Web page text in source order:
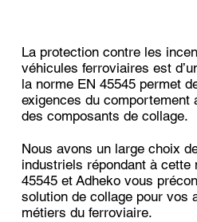
La protection contre les
véhicules ferroviaires est
la norme EN 45545 permet
exigences du comportement
des composants de collage.
Nous avons un large choix
industriels répondant à cette
45545 et Adheko vous
solution de collage pour vos
métiers du ferroviaire.